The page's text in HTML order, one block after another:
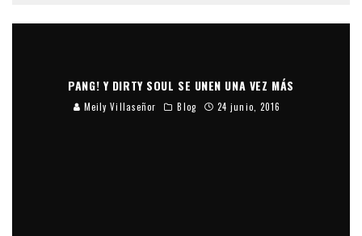
PANG! Y DIRTY SOUL SE UNEN UNA VEZ MÁS
Meily Villaseñor Blog 24 junio, 2016